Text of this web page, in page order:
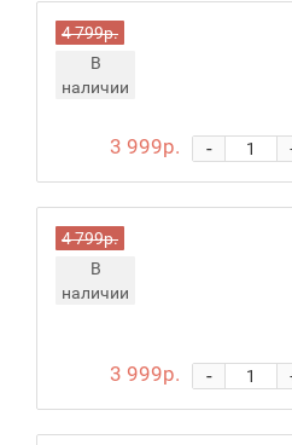
4 799р.
В
наличии
3 999р. -
4 799р.
В
наличии
3 999р. -